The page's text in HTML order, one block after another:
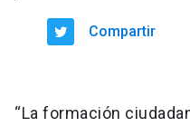
Compartir
“La formación